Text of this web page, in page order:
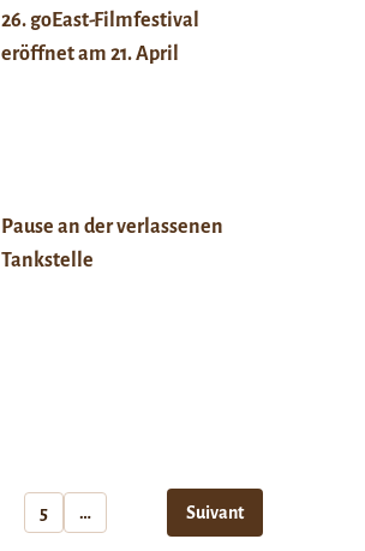
26. goEast-Filmfestival
eröffnet am 21. April
Pause an der verlassenen
Tankstelle
5 … Suivant